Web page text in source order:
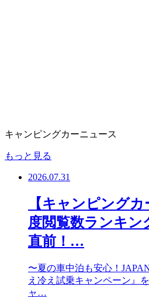
キャンピングカーニュース
もっと見る
2026.07.31
【キャンピング
度閲覧数ランキン
直前！…
〜夏の車中泊も安心！
え冷え試乗キャンペーン』
ャ…